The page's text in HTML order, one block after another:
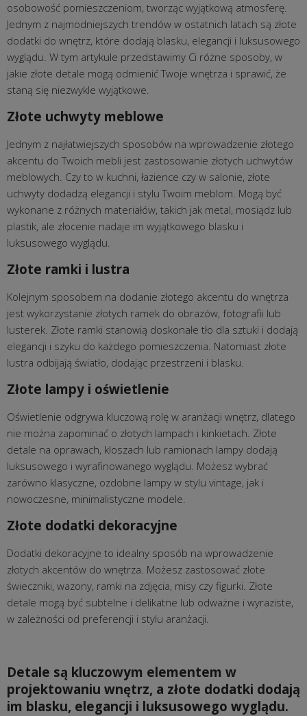
osobowość pomieszczeniom, tworząc wyjątkową atmosferę.
Jednym z najmodniejszych trendów w ostatnich latach są złote
dodatki do wnętrz, które dodają blasku, elegancji i luksusowego
wyglądu. W tym artykule przedstawimy Ci różne sposoby, w
jakie złote detale mogą odmienić Twoje wnętrza i sprawić, że
staną się niezwykle wyjątkowe.
Złote uchwyty meblowe
Jednym z najłatwiejszych sposobów na wprowadzenie złotego
akcentu do Twoich mebli jest zastosowanie złotych uchwytów
meblowych. Czy to w kuchni, łazience czy w salonie, złote
uchwyty dodadzą elegancji i stylu Twoim meblom. Mogą być
wykonane z różnych materiałów, takich jak metal, mosiądz lub
plastik, ale złocenie nadaje im wyjątkowego blasku i
luksusowego wyglądu.
Złote ramki i lustra
Kolejnym sposobem na dodanie złotego akcentu do wnętrza
jest wykorzystanie złotych ramek do obrazów, fotografii lub
lusterek. Złote ramki stanowią doskonałe tło dla sztuki i dodają
elegancji i szyku do każdego pomieszczenia. Natomiast złote
lustra odbijają światło, dodając przestrzeni i blasku.
Złote lampy i oświetlenie
Oświetlenie odgrywa kluczową rolę w aranżacji wnętrz, dlatego
nie można zapominać o złotych lampach i kinkietach. Złote
detale na oprawach, kloszach lub ramionach lampy dodają
luksusowego i wyrafinowanego wyglądu. Możesz wybrać
zarówno klasyczne, ozdobne lampy w stylu vintage, jak i
nowoczesne, minimalistyczne modele.
Złote dodatki dekoracyjne
Dodatki dekoracyjne to idealny sposób na wprowadzenie
złotych akcentów do wnętrza. Możesz zastosować złote
świeczniki, wazony, ramki na zdjęcia, misy czy figurki. Złote
detale mogą być subtelne i delikatne lub odważne i wyraziste,
w zależności od preferencji i stylu aranżacji.
Detale są kluczowym elementem w
projektowaniu wnętrz, a złote dodatki dodają
im blasku, elegancji i luksusowego wyglądu.